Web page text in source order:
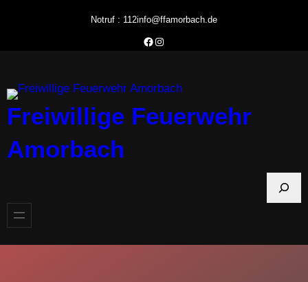
Notruf : 112info@ffamorbach.de
Facebook Feuerwehr Amorbach
Instagram Feuerwehr Amorbach
Freiwillige Feuerwehr
Amorbach
h